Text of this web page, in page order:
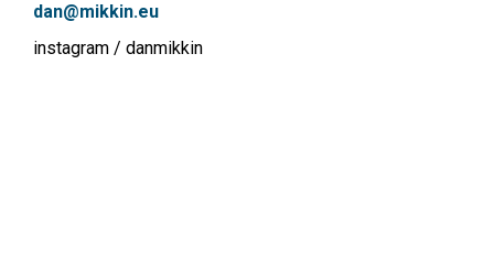
dan@mikkin.eu
instagram / danmikkin